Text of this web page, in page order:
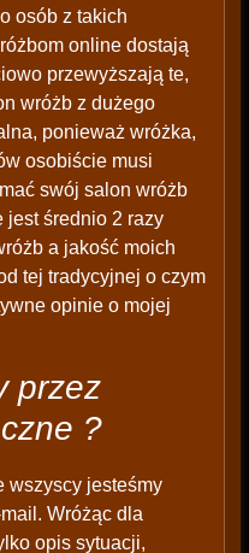
osób z takich
online dostają
przewyższają te,
wróżb z dużego
ponieważ wróżka,
osobiście musi
swój salon wróżb
jest średnio 2 razy
a jakość moich
tej tradycyjnej o czym
opinie o mojej
przez
?
wszyscy jesteśmy
Wróżąc dla
opis sytuacji,